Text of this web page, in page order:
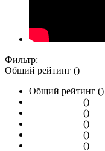
Фильтр:
Общий рейтинг ()
Общий рейтинг ()
()
()
()
()
()